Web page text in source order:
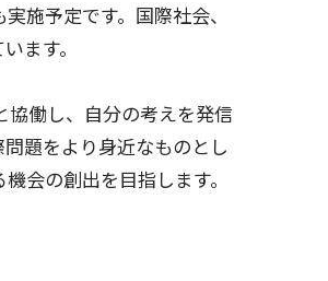
施予定です。国際社会、
ます。
働し、自分の考えを発信
題をより身近なものとし
会の創出を目指します。